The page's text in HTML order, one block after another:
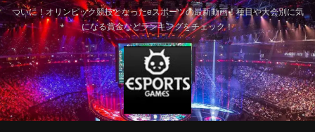
ついに！オリンピック競技となったeスポーツの最新動画！種目や大会別に気
になる賞金などランキングをチェック！